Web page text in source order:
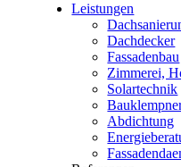
Leistungen
Dachdecker
Fassadenbau
Zimmerei,
Solartechnik
Abdichtung